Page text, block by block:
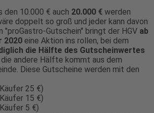
den 10.000 € auch 20.000 € werden
doppelt so groß und jeder kann davon
Gutschein" bringt der HGV ab
2020 eine Aktion ins rollen, bei dem
die Hälfte des Gutscheinwertes
die andere Hälfte kommt aus dem
Diese Gutscheine werden mit den
25 €)
15 €)
5 €)